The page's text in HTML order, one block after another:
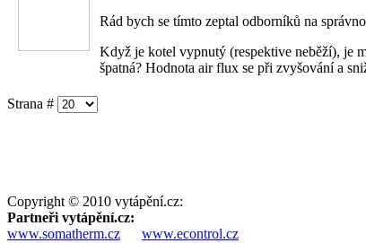
Rád bych se tímto zeptal odborníků na
Když je kotel vypnutý (respektive neběží), je
špatná? Hodnota air flux se při zvyšování a
Strana #
Copyright © 2010 vytápění.cz:
Partneři vytápění.cz:
www.somatherm.cz
www.econtrol.cz